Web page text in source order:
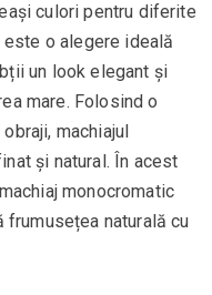
culori pentru diferite
o alegere ideală
un look elegant și
mare. Folosind o
machiajul
și natural. În acest
monocromatic
naturală cu